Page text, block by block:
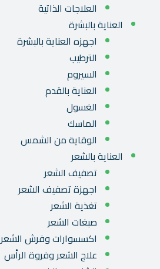
العلاجات الذاتية
العناية بالبشرة
اجهزه العناية بالبشرة
الترطيب
السيروم
العناية بالقدم
الغسول
الماسك
الوقاية من الشمس
العناية بالشعر
تصفيف الشعر
اجهزة تصفيف الشعر
تغذية الشعر
صبغات الشعر
اكسسوارات وفرش الشعر
علاج الشعر وفروة الرأس